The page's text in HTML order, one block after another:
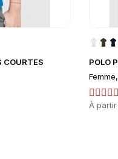
COURTES
POLO
Prix
À